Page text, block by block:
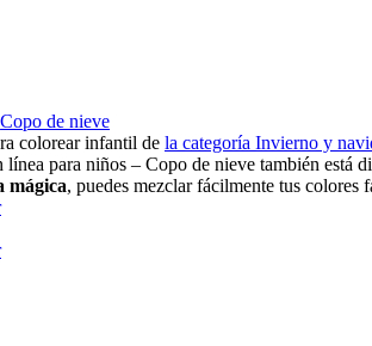
Copo de nieve
colorear infantil de la categoría Invierno y
para niños – Copo de nieve también
mágica, puedes mezclar fácilmente tus colores